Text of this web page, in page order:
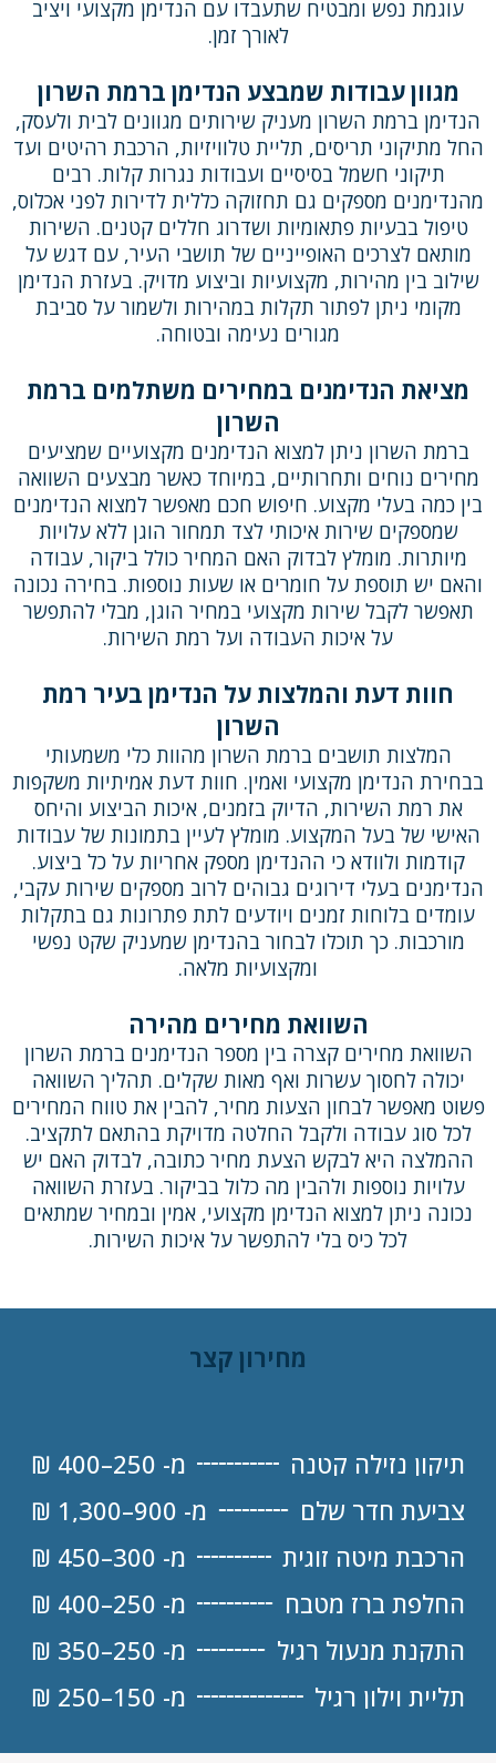
עוגמת נפש ומבטיח שתעבדו עם הנדימן מקצועי ויציב
לאורך זמן.
מגוון עבודות שמבצע הנדימן ברמת השרון
הנדימן ברמת השרון מעניק שירותים מגוונים לבית ולעסק,
החל מתיקוני תריסים, תליית טלוויזיות, הרכבת רהיטים ועד
תיקוני חשמל בסיסיים ועבודות נגרות קלות. רבים
מהנדימנים מספקים גם תחזוקה כללית לדירות לפני אכלוס,
טיפול בבעיות פתאומיות ושדרוג חללים קטנים. השירות
מותאם לצרכים האופייניים של תושבי העיר, עם דגש על
שילוב בין מהירות, מקצועיות וביצוע מדויק. בעזרת הנדימן
מקומי ניתן לפתור תקלות במהירות ולשמור על סביבת
מגורים נעימה ובטוחה.
מציאת הנדימנים במחירים משתלמים ברמת
השרון
ברמת השרון ניתן למצוא הנדימנים מקצועיים שמציעים
מחירים נוחים ותחרותיים, במיוחד כאשר מבצעים השוואה
בין כמה בעלי מקצוע. חיפוש חכם מאפשר למצוא הנדימנים
שמספקים שירות איכותי לצד תמחור הוגן ללא עלויות
מיותרות. מומלץ לבדוק האם המחיר כולל ביקור, עבודה
והאם יש תוספת על חומרים או שעות נוספות. בחירה נכונה
תאפשר לקבל שירות מקצועי במחיר הוגן, מבלי להתפשר
על איכות העבודה ועל רמת השירות.
חוות דעת והמלצות על הנדימן בעיר רמת
השרון
המלצות תושבים ברמת השרון מהוות כלי משמעותי
בבחירת הנדימן מקצועי ואמין. חוות דעת אמיתיות משקפות
את רמת השירות, הדיוק בזמנים, איכות הביצוע והיחס
האישי של בעל המקצוע. מומלץ לעיין בתמונות של עבודות
קודמות ולוודא כי ההנדימן מספק אחריות על כל ביצוע.
הנדימנים בעלי דירוגים גבוהים לרוב מספקים שירות עקבי,
עומדים בלוחות זמנים ויודעים לתת פתרונות גם בתקלות
מורכבות. כך תוכלו לבחור בהנדימן שמעניק שקט נפשי
ומקצועיות מלאה.
השוואת מחירים מהירה
השוואת מחירים קצרה בין מספר הנדימנים ברמת השרון
יכולה לחסוך עשרות ואף מאות שקלים. תהליך השוואה
פשוט מאפשר לבחון הצעות מחיר, להבין את טווח המחירים
לכל סוג עבודה ולקבל החלטה מדויקת בהתאם לתקציב.
ההמלצה היא לבקש הצעת מחיר כתובה, לבדוק האם יש
עלויות נוספות ולהבין מה כלול בביקור. בעזרת השוואה
נכונה ניתן למצוא הנדימן מקצועי, אמין ובמחיר שמתאים
לכל כיס בלי להתפשר על איכות השירות.
מחירון קצר
תיקון נזילה קטנה
מ- 250–400 ₪
צביעת חדר שלם
מ- 900–1,300 ₪
הרכבת מיטה זוגית
מ- 300–450 ₪
החלפת ברז מטבח
מ- 250–400 ₪
התקנת מנעול רגיל
מ- 250–350 ₪
תליית וילון רגיל
מ- 150–250 ₪